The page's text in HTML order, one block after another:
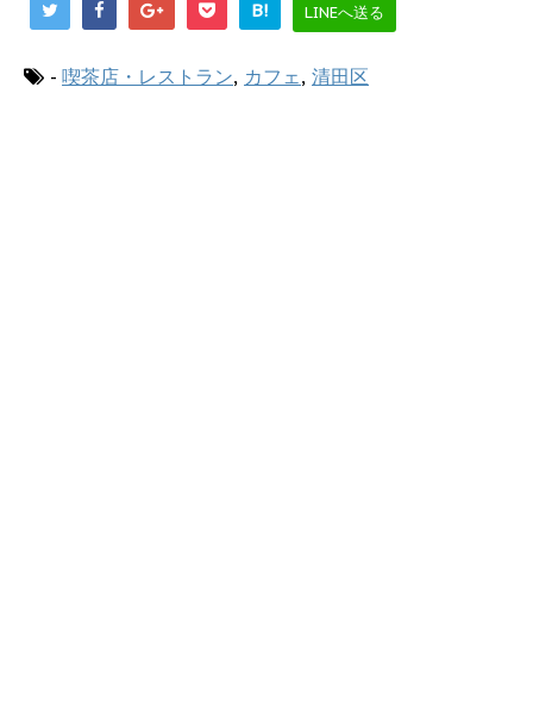
B! LINEへ送る
- 喫茶店・レストラン, カフェ , 清田区